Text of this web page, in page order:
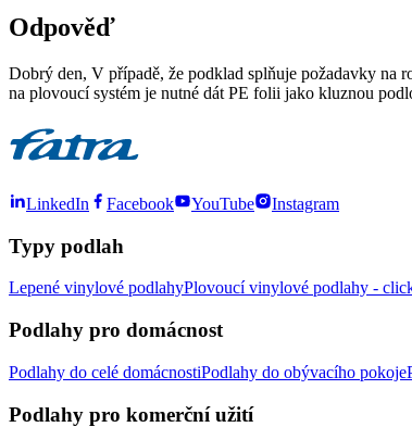
Odpověď
Dobrý den, V případě, že podklad splňuje požadavky na
na plovoucí systém je nutné dát PE folii jako kluznou
LinkedIn Facebook YouTube Instagram
Typy podlah
Lepené vinylové podlahyPlovoucí vinylové podlahy -
Podlahy pro domácnost
Podlahy do celé domácnostiPodlahy do obývacího pokoje
Podlahy pro komerční užití